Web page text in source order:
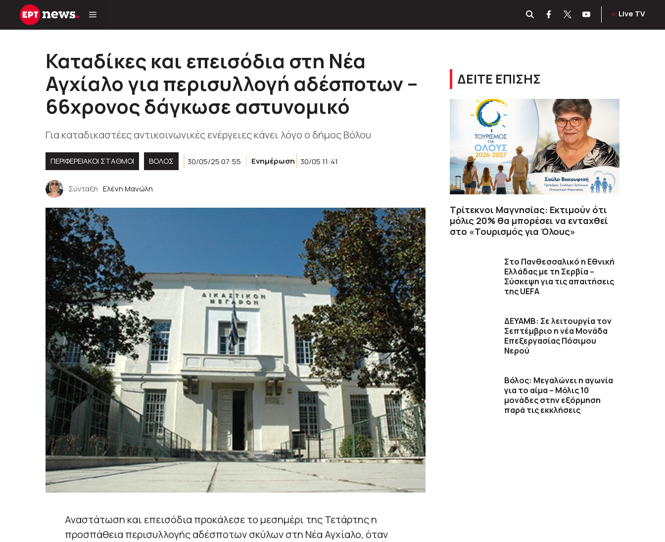
Μετάβαση
Live TV
Καταδίκες και επεισόδια στη Νέα
Αγχίαλο για περισυλλογή αδέσποτων –
66χρονος δάγκωσε αστυνομικό
Για καταδικαστέες αντικοινωνικές ενέργειες κάνει λόγο ο δήμος Βόλου
ΠΕΡΙΦΕΡΕΙΑΚΟΊ ΣΤΑΘΜΟΊ ΒΟΛΟΣ 30/05/25 07:55 Ενημέρωση 30/05 11:41
Σύνταξη Ελένη Μανώλη
Αναστάτωση και επεισόδια προκάλεσε το μεσημέρι της Τετάρτης η
προσπάθεια περισυλλογής αδέσποτων σκύλων στη Νέα Αγχίαλο, όταν
ΔΕΙΤΕ ΕΠΙΣΗΣ
Τρίτεκνοι Μαγνησίας: Εκτιμούν ότι
μόλις 20% θα μπορέσει να ενταχθεί
στο «Τουρισμός για Όλους»
Στο Πανθεσσαλικό η Εθνική
Ελλάδας με τη Σερβία –
Σύσκεψη για τις απαιτήσεις
της UEFA
ΔΕΥΑΜΒ: Σε λειτουργία τον
Σεπτέμβριο η νέα Μονάδα
Επεξεργασίας Πόσιμου
Νερού
Βόλος: Μεγαλώνει η αγωνία
για το αίμα – Μόλις 10
μονάδες στην εξόρμηση
παρά τις εκκλήσεις